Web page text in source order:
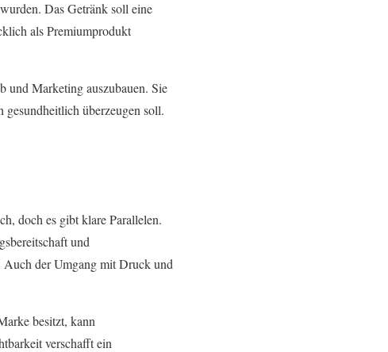
Das Getränk soll eine
als Premiumprodukt
Marketing auszubauen. Sie
überzeugen soll.
doch es gibt klare Parallelen.
und
der Umgang mit Druck und
besitzt, kann
verschafft ein